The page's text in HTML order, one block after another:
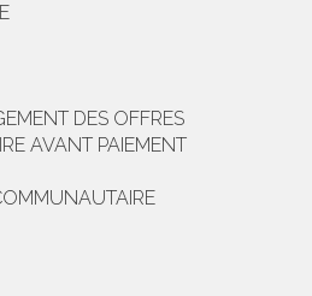
DES OFFRES
AVANT PAIEMENT